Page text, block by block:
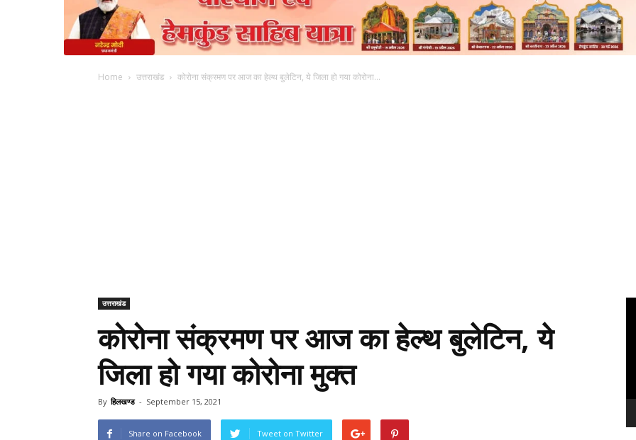
Home उत्तराखंड कोरोना संक्रमण पर आज का हेल्थ बुलेटिन, ये जिला हो गया कोरोना...
उत्तराखंड
कोरोना संक्रमण पर आज का हेल्थ बुलेटिन, ये
जिला हो गया कोरोना मुक्त
By हिलखण्ड - September 15, 2021
Share on Facebook Tweet on Twitter